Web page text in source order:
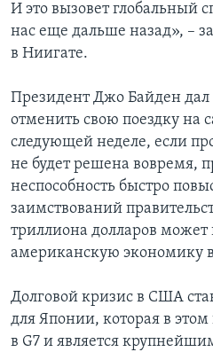
И это вызовет глобальный
нас еще дальше назад», –
в Ниигате.
Президент Джо Байден дал
отменить свою поездку на
следующей неделе, если
не будет решена вовремя,
неспособность быстро
заимствований
триллиона долларов может
американскую экономику
Долговой кризис в США
для Японии, которая в этом
в G7 и является